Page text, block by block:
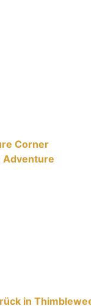
Corner
Adventure
in